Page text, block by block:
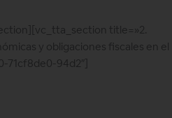
title=»2.
y obligaciones fiscales en el
71cf8de0-94d2″]